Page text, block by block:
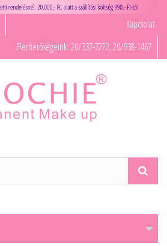
Kapcsolat
Elérhetőségeink: 20/337-7222, 20/938-1467